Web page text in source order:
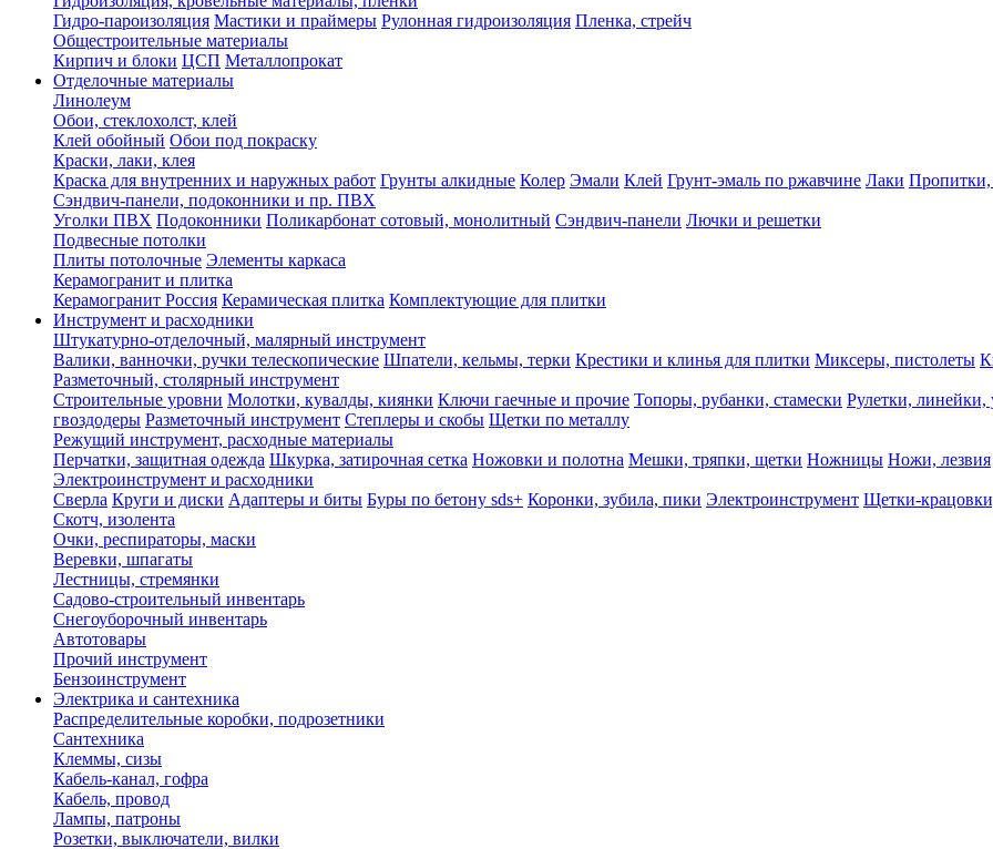
Гидро-пароизоляция Мастики и праймеры Рулонная гидроизоляция Пленка, стрейч
Общестроительные материалы
Кирпич и блоки ЦСП Металлопрокат
Отделочные материалы
Линолеум
Обои, стеклохолст, клей
Клей обойный Обои под покраску
Краски, лаки, клея
Краска для внутренних и наружных работ Грунты алкидные Колер Эмали Клей Грунт-эмаль по ржавчине Лаки Пропитки,
Сэндвич-панели, подоконники и пр. ПВХ
Уголки ПВХ Подоконники Поликарбонат сотовый, монолитный Сэндвич-панели Лючки и решетки
Подвесные потолки
Плиты потолочные Элементы каркаса
Керамогранит и плитка
Керамогранит Россия Керамическая плитка Комплектующие для плитки
Инструмент и расходники
Штукатурно-отделочный, малярный инструмент
Валики, ванночки, ручки телескопические Шпатели, кельмы, терки Крестики и клинья для плитки Миксеры, пистолеты
Разметочный, столярный инструмент
Строительные уровни Молотки, кувалды, киянки Ключи гаечные и прочие Топоры, рубанки, стамески Рулетки, линейки,
гвоздодеры Разметочный инструмент Степлеры и скобы Щетки по металлу
Режущий инструмент, расходные материалы
Перчатки, защитная одежда Шкурка, затирочная сетка Ножовки и полотна Мешки, тряпки, щетки Ножницы Ножи, лезвия
Электроинструмент и расходники
Сверла Круги и диски Адаптеры и биты Буры по бетону sds+ Коронки, зубила, пики Электроинструмент Щетки-
Скотч, изолента
Очки, респираторы, маски
Веревки, шпагаты
Лестницы, стремянки
Садово-строительный инвентарь
Снегоуборочный инвентарь
Автотовары
Прочий инструмент
Бензоинструмент
Электрика и сантехника
Распределительные коробки, подрозетники
Сантехника
Клеммы, сизы
Кабель-канал, гофра
Кабель, провод
Лампы, патроны
Розетки, выключатели, вилки